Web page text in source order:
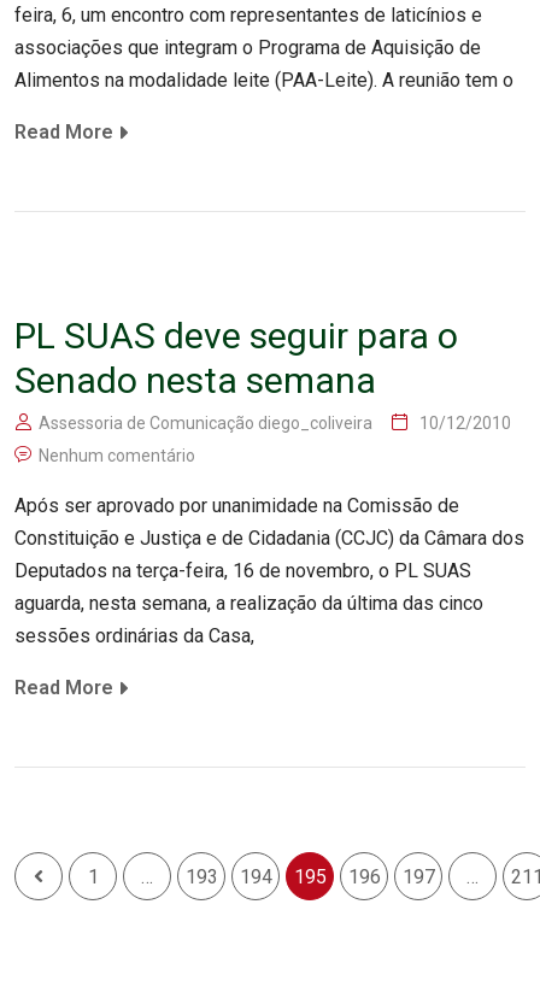
feira, 6, um encontro com representantes de laticínios e
associações que integram o Programa de Aquisição de
Alimentos na modalidade leite (PAA-Leite). A reunião tem o
Read More
PL SUAS deve seguir para o
Senado nesta semana
Assessoria de Comunicação diego_coliveira
10/12/2010
Nenhum comentário
Após ser aprovado por unanimidade na Comissão de
Constituição e Justiça e de Cidadania (CCJC) da Câmara dos
Deputados na terça-feira, 16 de novembro, o PL SUAS
aguarda, nesta semana, a realização da última das cinco
sessões ordinárias da Casa,
Read More
1 … 193 194 195 196 197 …